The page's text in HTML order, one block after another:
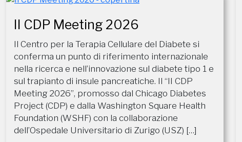
II CDP Meeting 2026
Il Centro per la Terapia Cellulare del Diabete si
conferma un punto di riferimento internazionale
nella ricerca e nell’innovazione sul diabete tipo 1 e
sul trapianto di insule pancreatiche. Il “II CDP
Meeting 2026”, promosso dal Chicago Diabetes
Project (CDP) e dalla Washington Square Health
Foundation (WSHF) con la collaborazione
dell’Ospedale Universitario di Zurigo (USZ) […]